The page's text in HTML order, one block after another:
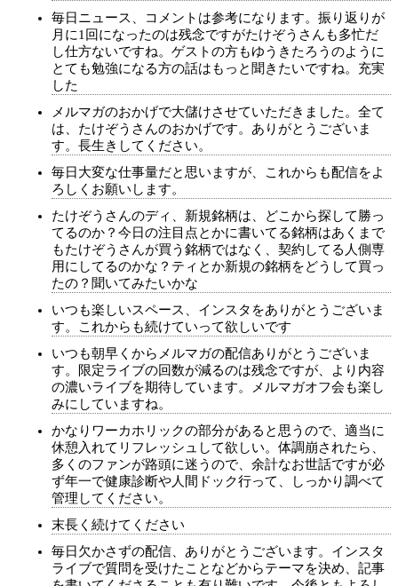
毎日ニュース、コメントは参考になります。振り返りが
月に1回になったのは残念ですがたけぞうさんも多忙だ
し仕方ないですね。ゲストの方もゆうきたろうのように
とても勉強になる方の話はもっと聞きたいですね。充実
した
メルマガのおかげで大儲けさせていただきました。全て
は、たけぞうさんのおかげです。ありがとうございま
す。長生きしてください。
毎日大変な仕事量だと思いますが、これからも配信をよ
ろしくお願いします。
たけぞうさんのディ、新規銘柄は、どこから探して勝っ
てるのか？今日の注目点とかに書いてる銘柄はあくまで
もたけぞうさんが買う銘柄ではなく、契約してる人側専
用にしてるのかな？ティとか新規の銘柄をどうして買っ
たの？聞いてみたいかな
いつも楽しいスペース、インスタをありがとうございま
す。これからも続けていって欲しいです
いつも朝早くからメルマガの配信ありがとうございま
す。限定ライブの回数が減るのは残念ですが、より内容
の濃いライブを期待しています。メルマガオフ会も楽し
みにしていますね。
かなりワーカホリックの部分があると思うので、適当に
休憩入れてリフレッシュして欲しい。体調崩されたら、
多くのファンが路頭に迷うので、余計なお世話ですが必
ず年一で健康診断や人間ドック行って、しっかり調べて
管理してください。
末長く続けてください
毎日欠かさずの配信、ありがとうございます。インスタ
ライブで質問を受けたことなどからテーマを決め、記事